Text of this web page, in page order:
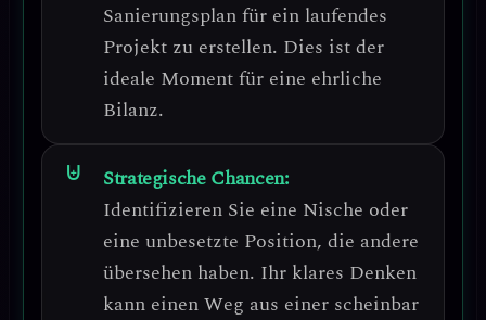
Sanierungsplan für ein laufendes
Projekt zu erstellen. Dies ist der
ideale Moment für eine ehrliche
Bilanz.
Strategische Chancen:
Identifizieren Sie eine Nische oder
eine unbesetzte Position, die andere
übersehen haben. Ihr klares Denken
kann einen Weg aus einer scheinbar